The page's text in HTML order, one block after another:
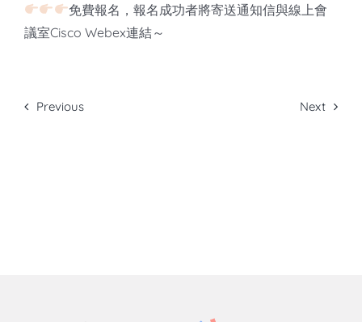
免費報名，報名成功者將寄送通知信與線上會
議室Cisco Webex連結～
Previous Next